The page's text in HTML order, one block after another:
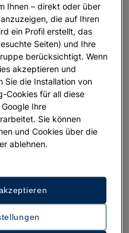
Wasser der
auf Jamaika
Ihnen – direkt oder über
die auf Ihren
ein Profil erstellt, das
Seiten) und Ihre
berücksichtigt. Wenn
akzeptieren und
Sie die Installation von
Cookies für all diese
Ihre
Sie können
und Cookies über die
ablehnen.